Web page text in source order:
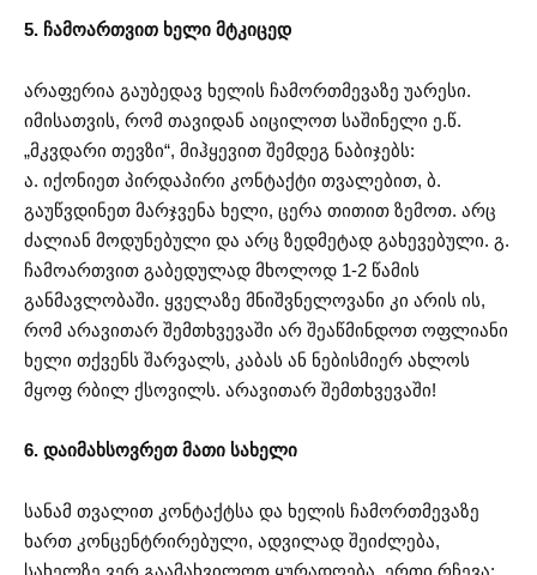
5. ჩამოართვით ხელი მტკიცედ
არაფერია გაუბედავ ხელის ჩამორთმევაზე უარესი.
იმისათვის, რომ თავიდან აიცილოთ საშინელი ე.წ.
„მკვდარი თევზი“, მიჰყევით შემდეგ ნაბიჯებს:
ა. იქონიეთ პირდაპირი კონტაქტი თვალებით, ბ.
გაუწვდინეთ მარჯვენა ხელი, ცერა თითით ზემოთ. არც
ძალიან მოდუნებული და არც ზედმეტად გახევებული. გ.
ჩამოართვით გაბედულად მხოლოდ 1-2 წამის
განმავლობაში. ყველაზე მნიშვნელოვანი კი არის ის,
რომ არავითარ შემთხვევაში არ შეაწმინდოთ ოფლიანი
ხელი თქვენს შარვალს, კაბას ან ნებისმიერ ახლოს
მყოფ რბილ ქსოვილს. არავითარ შემთხვევაში!
6. დაიმახსოვრეთ მათი სახელი
სანამ თვალით კონტაქტსა და ხელის ჩამორთმევაზე
ხართ კონცენტრირებული, ადვილად შეიძლება,
სახელზე ვერ გაამახვილოთ ყურადღება. ერთი რჩევა: